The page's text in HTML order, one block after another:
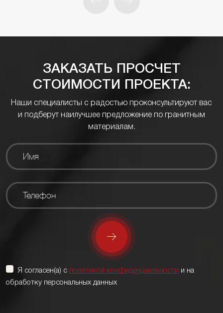
ЗАКАЗАТЬ ПРОСЧЕТ
СТОИМОСТИ ПРОЕКТА:
Наши специалисты с радостью проконсультируют вас
и подберут наилучшее предложение по гранитным
материалам.
Я согласен(а) с политикой конфиденциальности и на
обработку персональных данных